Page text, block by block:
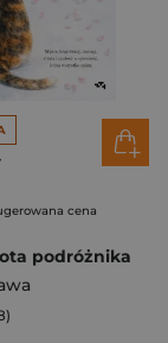
cena
podróżnika